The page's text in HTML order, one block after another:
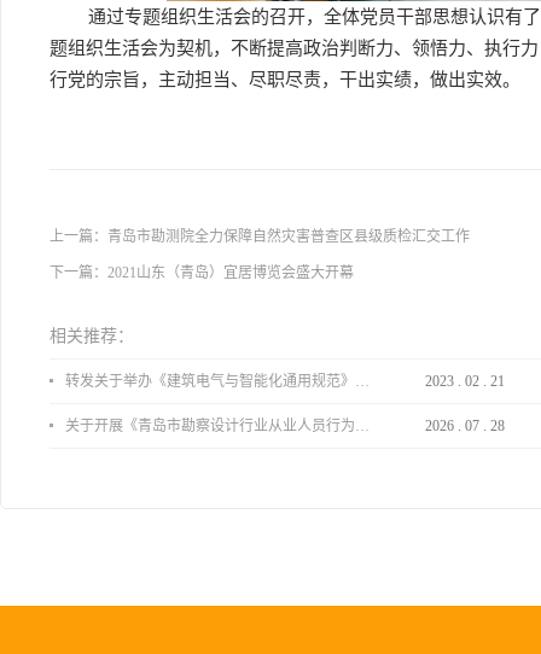
通过专题组织生活会的召开，全体党员干部思想认识有
题组织生活会为契机，不断提高政治判断力、领悟力、执行
行党的宗旨，主动担当、尽职尽责，干出实绩，做出实效。
上一篇： 青岛市勘测院全力保障自然灾害普查区县级质检汇交工作
下一篇： 2021山东（青岛）宜居博览会盛大开幕
相关推荐：
转发关于举办《建筑电气与智能化通用规范》 GB55024-2022公益宣贯的通知 2023 . 02 . 21
关于开展《青岛市勘察设计行业从业人员行为导则》、《青岛市住宅工程设计审查品质提升指引（2026版）》宣贯活动的通知 2026 . 07 . 28